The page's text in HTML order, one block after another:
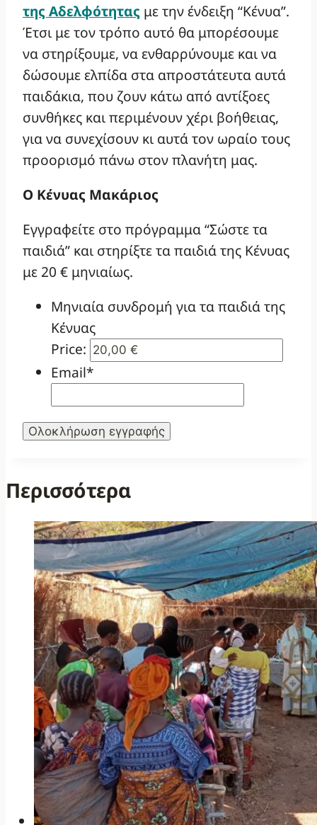
της Αδελφότητας με την ένδειξη “Κένυα”.
Έτσι με τον τρόπο αυτό θα μπορέσουμε
να στηρίξουμε, να ενθαρρύνουμε και να
δώσουμε ελπίδα στα απροστάτευτα αυτά
παιδάκια, που ζουν κάτω από αντίξοες
συνθήκες και περιμένουν χέρι βοήθειας,
για να συνεχίσουν κι αυτά τον ωραίο τους
προορισμό πάνω στον πλανήτη μας.
Ο Κένυας Μακάριος
Εγγραφείτε στο πρόγραμμα “Σώστε τα
παιδιά” και στηρίξτε τα παιδιά της Κένυας
με 20 € μηνιαίως.
Μηνιαία συνδρομή για τα παιδιά της
Κένυας
Price:
Email*
Περισσότερα